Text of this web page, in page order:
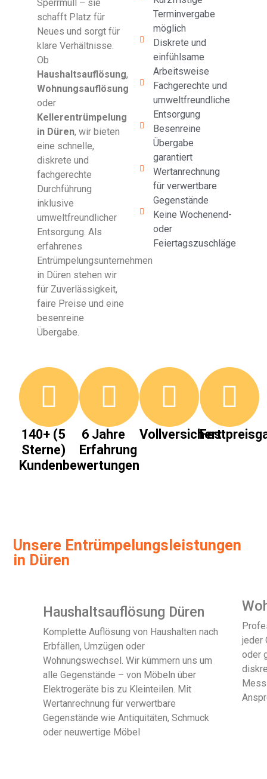
Sperrmüll – sie
schafft Platz für
Neues und sorgt für
klare Verhältnisse.
Ob
Haushaltsauflösung,
Wohnungsauflösung
oder
Kellerentrümpelung
in Düren, wir bieten
eine schnelle,
diskrete und
fachgerechte
Durchführung
inklusive
umweltfreundlicher
Entsorgung. Als
erfahrenes
Entrümpelungsunternehmen
in Düren stehen wir
für Zuverlässigkeit,
faire Preise und eine
besenreine
Übergabe.
Terminvergabe
möglich
Diskrete und
einfühlsame
Arbeitsweise
Fachgerechte und
umweltfreundliche
Entsorgung
Besenreine
Übergabe
garantiert
Wertanrechnung
für verwertbare
Gegenstände
Keine Wochenend-
oder
Feiertagszuschläge
140+ (5
Sterne)
Kundenbewertungen
6 Jahre
Erfahrung
Vollversichert
Unsere Entrümpelungsleistungen
in Düren
Haushaltsauflösung Düren
Komplette Auflösung von Haushalten nach
Erbfällen, Umzügen oder
Wohnungswechsel. Wir kümmern uns um
alle Gegenstände – von Möbeln über
Elektrogeräte bis zu Kleinteilen. Mit
Wertanrechnung für verwertbare
Gegenstände wie Antiquitäten, Schmuck
oder neuwertige Möbel
jeder
oder